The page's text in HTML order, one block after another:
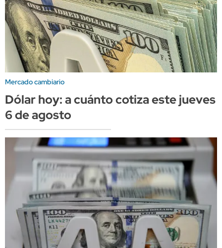
Mercado cambiario
Dólar hoy: a cuánto cotiza este jueves
6 de agosto